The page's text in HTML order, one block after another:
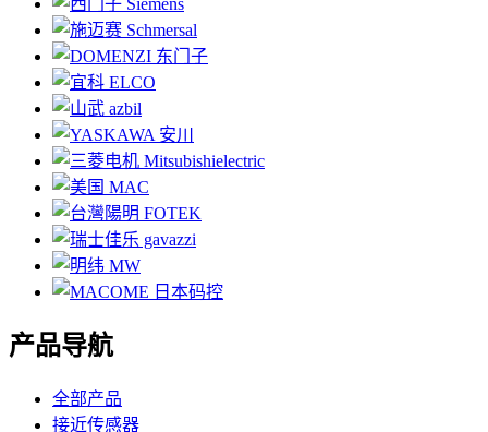
产品导航
全部产品
接近传感器